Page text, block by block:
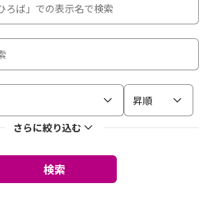
昇順
さらに絞り込む
検索